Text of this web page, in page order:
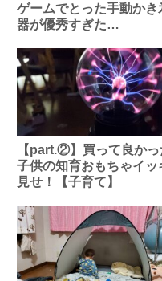
ゲームでとった手動かき
器が優秀すぎた…
【part.②】買って良かっ
子供の知育おもちゃイッ
見せ！【子育て】